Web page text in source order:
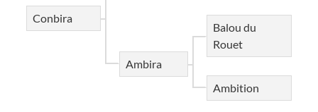
Conbira
Ambira
Balou du
Rouet
Ambition